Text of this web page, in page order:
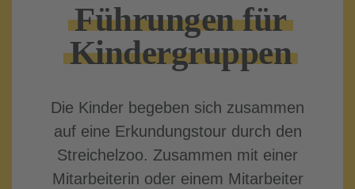
Führungen für
Kinder­gruppen
Die Kinder begeben sich zusammen
auf eine Erkundungstour durch den
Streichelzoo. Zusammen mit einer
Mitarbeiterin oder einem Mitarbeiter